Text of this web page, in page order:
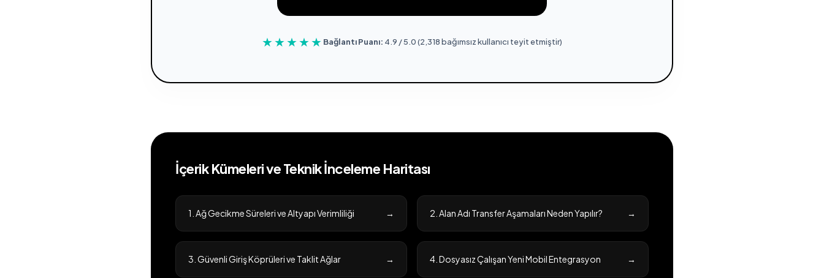
★★★★★ Bağlantı Puanı: 4.9 / 5.0 (2,318 bağımsız kullanıcı teyit etmiştir)
İçerik Kümeleri ve Teknik İnceleme Haritası
1. Ağ Gecikme Süreleri ve Altyapı Verimliliği → 2. Alan Adı Transfer Aşamaları Neden Yapılır? →
3. Güvenli Giriş Köprüleri ve Taklit Ağlar → 4. Dosyasız Çalışan Yeni Mobil Entegrasyon →